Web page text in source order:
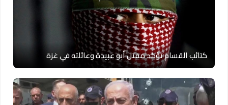
كتائب القسام تؤكد مقتل أبو عبيدة وعائلته في غزة